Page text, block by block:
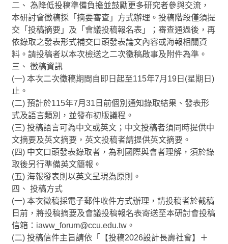
校友會
樂齡大學
全民勞教e網「影音分享／勞工退休金」
學習型城市計畫
創新創業中心 (舊網)
二、 為降低投稿準備負擔並鼓勵更多研究者參與交流，
本研討會徵稿採「摘要審查」方式辦理。投稿階段僅須提
交「投稿摘要」及「會議投稿報名表」；審查通過後，再
依錄取之發表形式補交口頭發表論文內容或海報相關資
料。請投稿者以本次檢送之二次徵稿啟事及附件為準。
三、 徵稿資訊
(一) 本次二次徵稿期間自即日起至115年7月19日(星期日)
止。
(二) 預計於115年7月31日前個別通知錄取結果、發表形
式及語言類別，並發布初版議程。
(三) 投稿語言可為中文或英文；中文投稿者須同時提供中
文摘要及英文摘要，英文投稿者請提供英文摘要。
(四) 中文口頭發表錄取者，為利國際與會者理解，須於錄
取後另行準備英文簡報。
(五) 海報發表則以英文呈現為原則。
四、 投稿方式
(一) 本次徵稿採電子郵件收件方式辦理，請投稿者於截稿
日前，將投稿摘要及會議投稿報名表寄送至本研討會投稿
信箱：iaww_forum@ccu.edu.tw。
(二) 投稿信件主旨請依「【投稿2026設計長壽社會】＋